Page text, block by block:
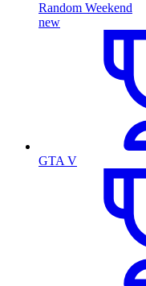
Random Weekend
new
GTA V